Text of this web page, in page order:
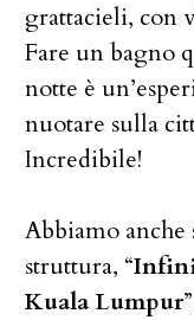
grattacieli, con
Fare un bagno
notte è
nuotare sulla
Incredibile!
Abbiamo
struttura, “Infini
Kuala Lumpur